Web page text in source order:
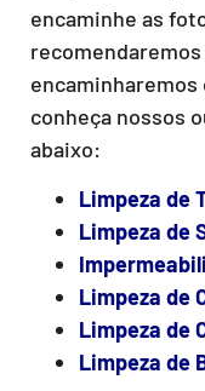
encaminhe as
conheça nossos
abaixo:
Limpeza de
Limpeza de
Limpeza de
Limpeza de
Limpeza de